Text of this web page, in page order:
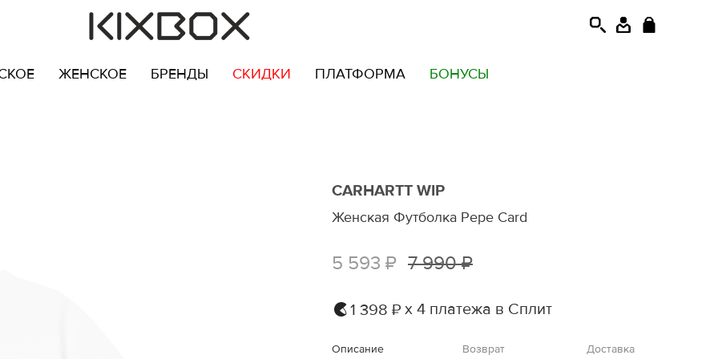
ЖЕНСКОЕ БРЕНДЫ СКИДКИ ПЛАТФОРМА БОНУСЫ
CARHARTT WIP
Женская Футболка Pepe Card
5 593 ₽ 7 990 ₽
1 398 ₽ х 4 платежа в Сплит
Описание Возврат Доставка